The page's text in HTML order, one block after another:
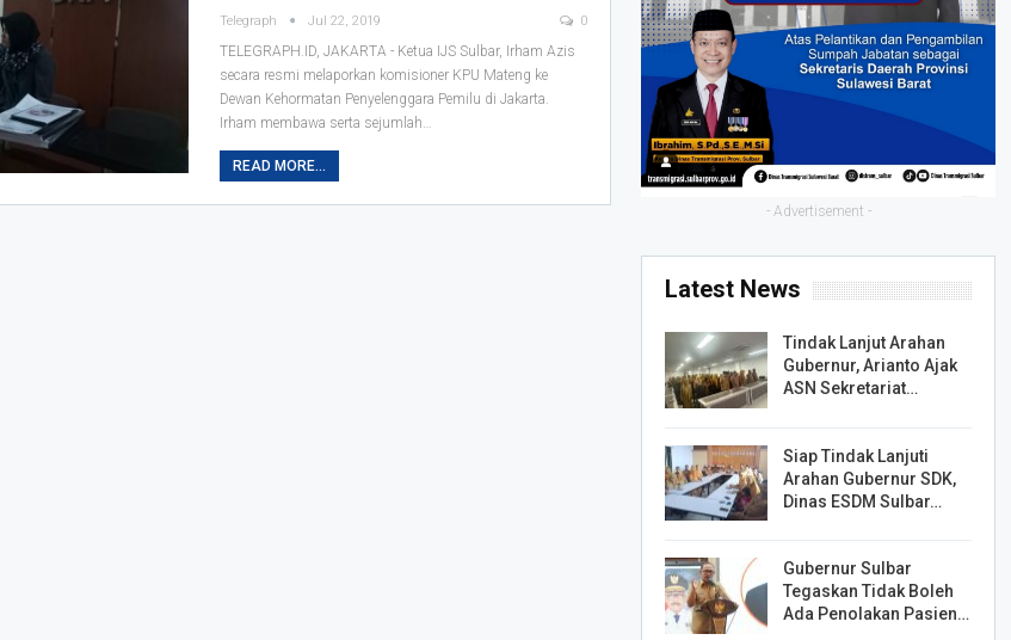
Telegraph Jul 22, 2019 0
TELEGRAPH.ID, JAKARTA - Ketua IJS Sulbar, Irham Azis
secara resmi melaporkan komisioner KPU Mateng ke
Dewan Kehormatan Penyelenggara Pemilu di Jakarta.
Irham membawa serta sejumlah
READ MORE...
- Advertisement -
Latest News
Tindak Lanjut Arahan
Gubernur, Arianto Ajak
ASN Sekretariat…
Siap Tindak Lanjuti
Arahan Gubernur SDK,
Dinas ESDM Sulbar…
Gubernur Sulbar
Tegaskan Tidak Boleh
Ada Penolakan Pasien…